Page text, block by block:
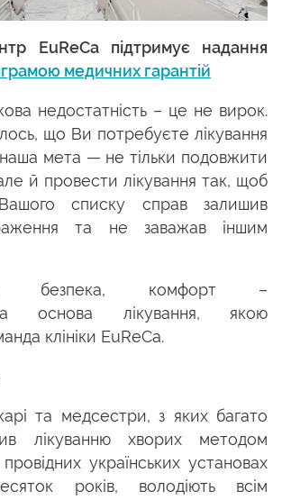
EuReCa підтримує надання
медичних гарантій
недостатність – це не вирок.
що Ви потребуєте лікування
наша мета — не тільки подовжити
й провести лікування так, щоб
списку справ залишив
та не заважав іншим
безпека, комфорт –
основа лікування, якою
клініки EuReCa.
та медсестри, з яких багато
лікуванню хворих методом
провідних українських установах
років, володіють всім